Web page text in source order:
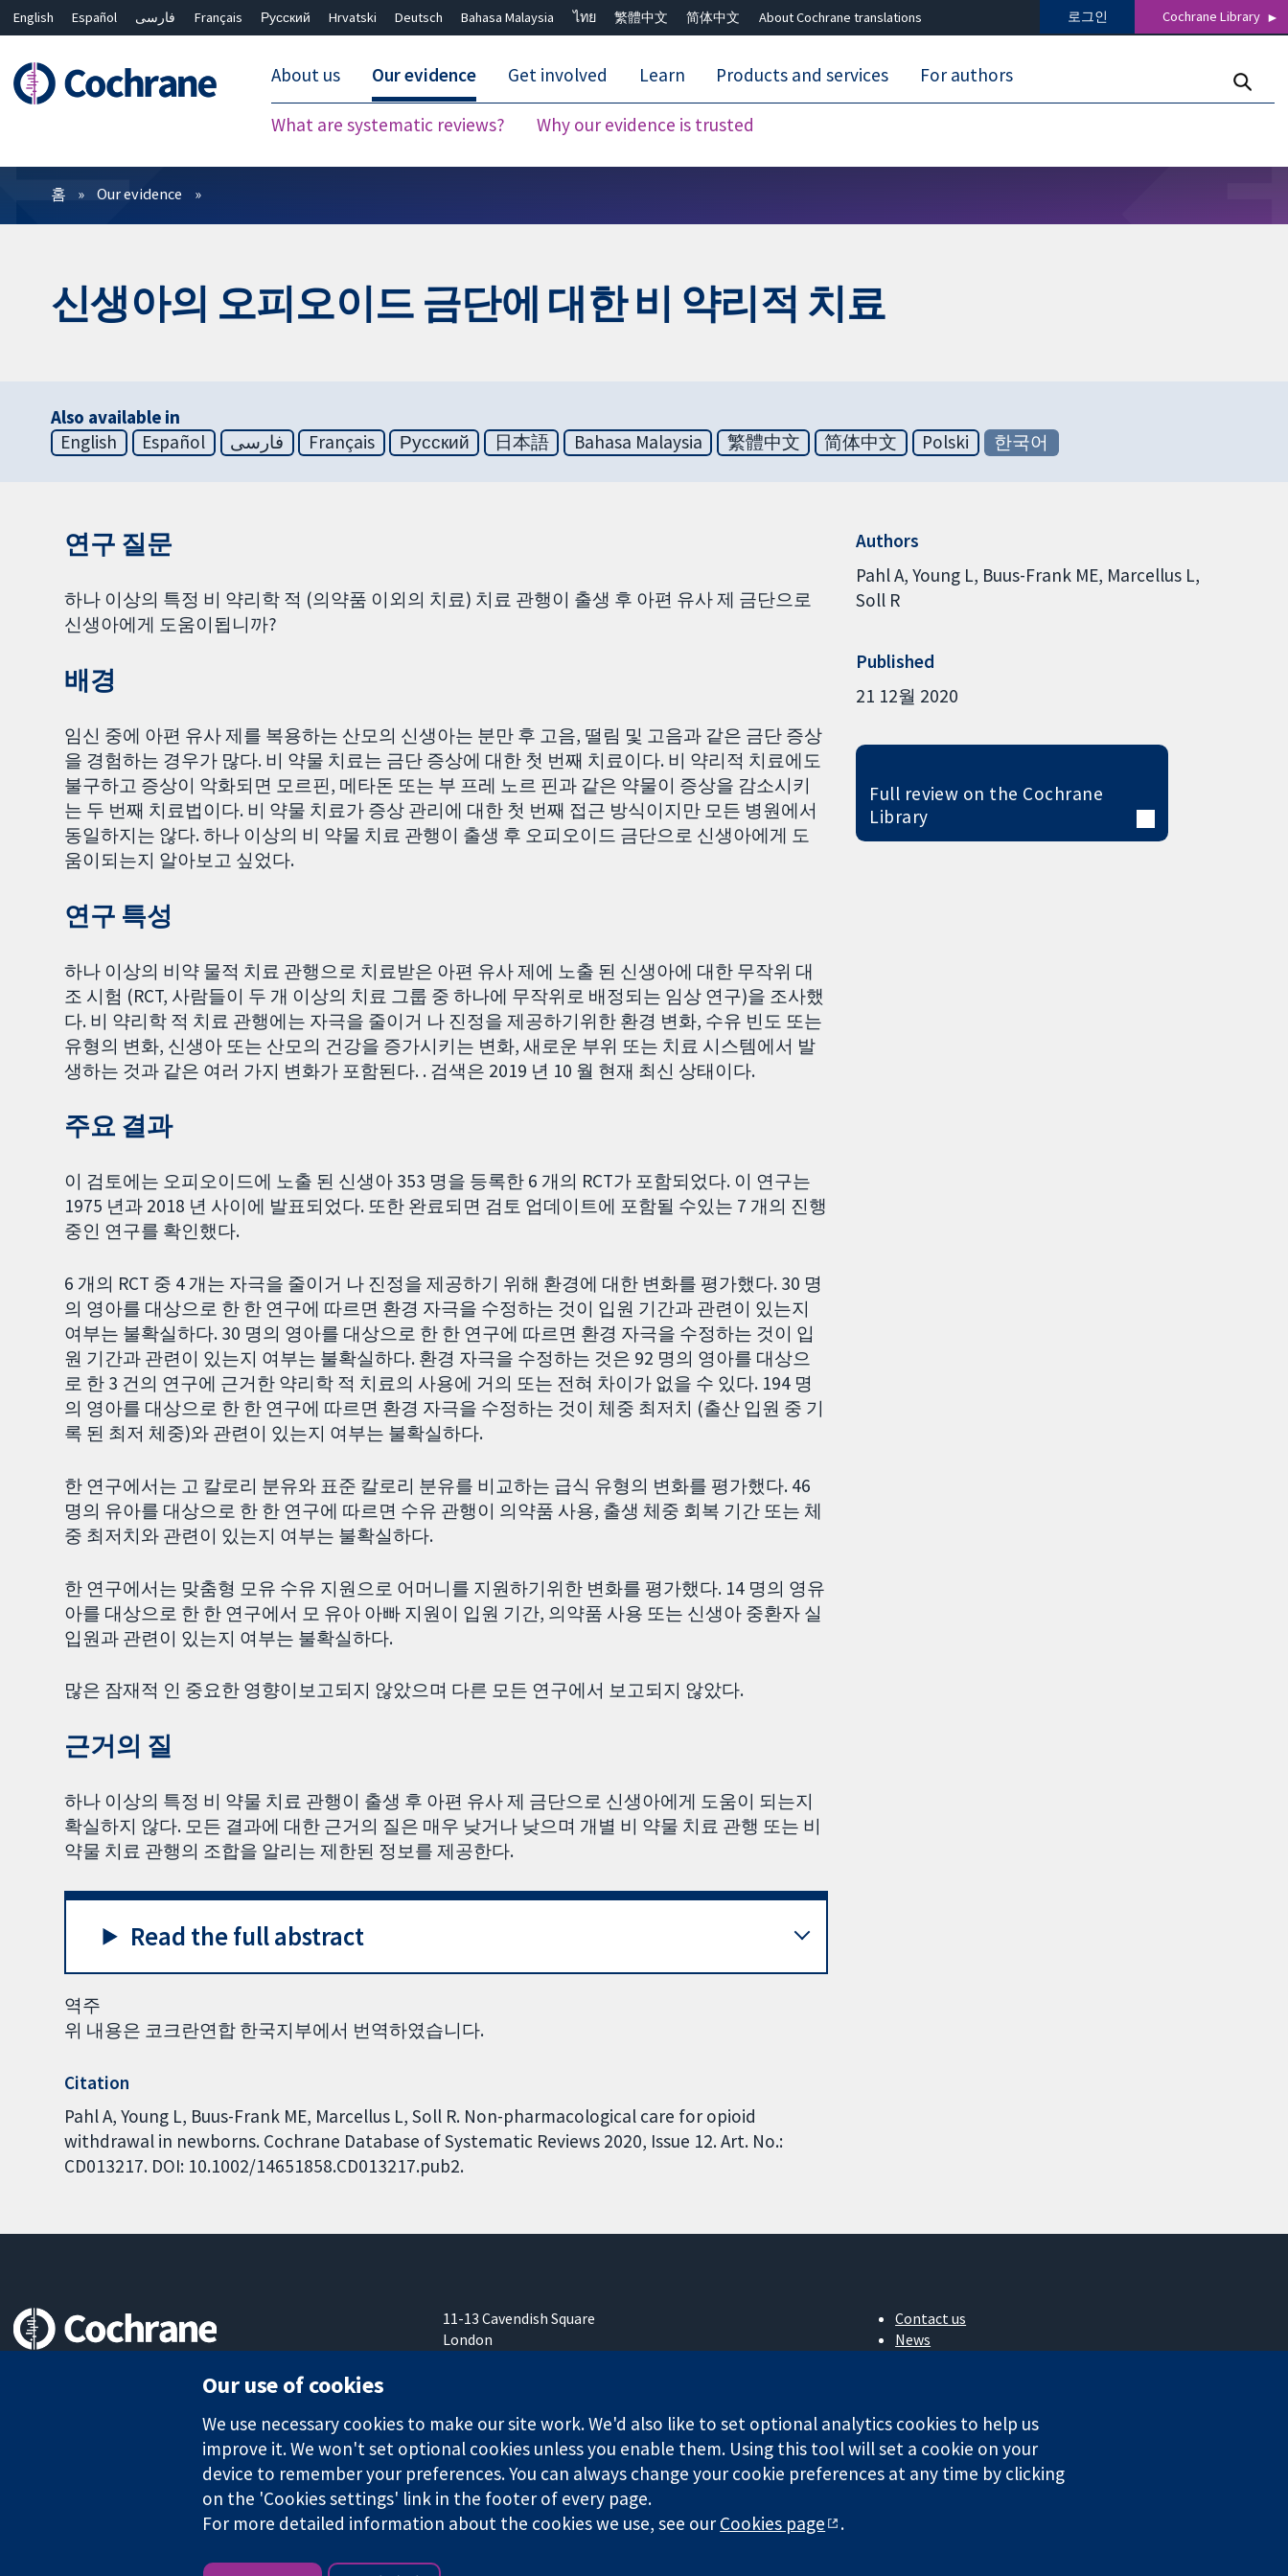
English Español فارسی Français Русский Hrvatski Deutsch Bahasa Malaysia ไทย 繁體中文 简体中文 About Cochrane translations 로그인 Cochrane Library
About us Our evidence
What are systematic reviews? Why our evidence is trusted
Get involved Learn Products and services For authors
필터
홈 Our evidence
신생아의 오피오이드 금단에 대한 비 약리적 치료
Also available in
English
Español فارسی Français Русский 日本語 Bahasa Malaysia 繁體中文 简体中文 Polski 한국어
연구 질문
하나 이상의 특정 비 약리학 적 (의약품 이외의 치료) 치료 관행이 출생 후 아편 유사 제 금단으로
신생아에게 도움이됩니까?
배경
임신 중에 아편 유사 제를 복용하는 산모의 신생아는 분만 후 고음, 떨림 및 고음과 같은 금단 증상
을 경험하는 경우가 많다. 비 약물 치료는 금단 증상에 대한 첫 번째 치료이다. 비 약리적 치료에도
불구하고 증상이 악화되면 모르핀, 메타돈 또는 부 프레 노르 핀과 같은 약물이 증상을 감소시키
는 두 번째 치료법이다. 비 약물 치료가 증상 관리에 대한 첫 번째 접근 방식이지만 모든 병원에서
동일하지는 않다. 하나 이상의 비 약물 치료 관행이 출생 후 오피오이드 금단으로 신생아에게 도
움이되는지 알아보고 싶었다.
연구 특성
하나 이상의 비약 물적 치료 관행으로 치료받은 아편 유사 제에 노출 된 신생아에 대한 무작위 대
조 시험 (RCT, 사람들이 두 개 이상의 치료 그룹 중 하나에 무작위로 배정되는 임상 연구)을 조사했
다. 비 약리학 적 치료 관행에는 자극을 줄이거 나 진정을 제공하기위한 환경 변화, 수유 빈도 또는
유형의 변화, 신생아 또는 산모의 건강을 증가시키는 변화, 새로운 부위 또는 치료 시스템에서 발
생하는 것과 같은 여러 가지 변화가 포함된다. . 검색은 2019 년 10 월 현재 최신 상태이다.
주요 결과
이 검토에는 오피오이드에 노출 된 신생아 353 명을 등록한 6 개의 RCT가 포함되었다. 이 연구는
1975 년과 2018 년 사이에 발표되었다. 또한 완료되면 검토 업데이트에 포함될 수있는 7 개의 진행
중인 연구를 확인했다.
6 개의 RCT 중 4 개는 자극을 줄이거 나 진정을 제공하기 위해 환경에 대한 변화를 평가했다. 30 명
의 영아를 대상으로 한 한 연구에 따르면 환경 자극을 수정하는 것이 입원 기간과 관련이 있는지
여부는 불확실하다. 30 명의 영아를 대상으로 한 한 연구에 따르면 환경 자극을 수정하는 것이 입
원 기간과 관련이 있는지 여부는 불확실하다. 환경 자극을 수정하는 것은 92 명의 영아를 대상으
로 한 3 건의 연구에 근거한 약리학 적 치료의 사용에 거의 또는 전혀 차이가 없을 수 있다. 194 명
의 영아를 대상으로 한 한 연구에 따르면 환경 자극을 수정하는 것이 체중 최저치 (출산 입원 중 기
록 된 최저 체중)와 관련이 있는지 여부는 불확실하다.
한 연구에서는 고 칼로리 분유와 표준 칼로리 분유를 비교하는 급식 유형의 변화를 평가했다. 46
명의 유아를 대상으로 한 한 연구에 따르면 수유 관행이 의약품 사용, 출생 체중 회복 기간 또는 체
중 최저치와 관련이 있는지 여부는 불확실하다.
한 연구에서는 맞춤형 모유 수유 지원으로 어머니를 지원하기위한 변화를 평가했다. 14 명의 영유
아를 대상으로 한 한 연구에서 모 유아 아빠 지원이 입원 기간, 의약품 사용 또는 신생아 중환자 실
입원과 관련이 있는지 여부는 불확실하다.
많은 잠재적 인 중요한 영향이보고되지 않았으며 다른 모든 연구에서 보고되지 않았다.
근거의 질
하나 이상의 특정 비 약물 치료 관행이 출생 후 아편 유사 제 금단으로 신생아에게 도움이 되는지
확실하지 않다. 모든 결과에 대한 근거의 질은 매우 낮거나 낮으며 개별 비 약물 치료 관행 또는 비
약물 치료 관행의 조합을 알리는 제한된 정보를 제공한다.
Read the full abstract
역주
위 내용은 코크란연합 한국지부에서 번역하였습니다.
Citation
Pahl A, Young L, Buus-Frank ME, Marcellus L, Soll R. Non-pharmacological care for opioid
withdrawal in newborns. Cochrane Database of Systematic Reviews 2020, Issue 12. Art. No.:
CD013217. DOI: 10.1002/14651858.CD013217.pub2.
Authors
Pahl A Young L Buus-Frank ME Marcellus L
Soll R
Published
21 12월 2020
Full review on the Cochrane
Library
11-13 Cavendish Square
London
Contact us
News
Cochrane Library
The Cochrane Collaboration is a charity (no. 1045921) and a company limited by guarantee (no. 03044323) registered in England & Wales. VAT registration number GB 718 2127 49.
Website Terms & Conditions
Our use of cookies
We use necessary cookies to make our site work. We'd also like to set optional analytics cookies to help us
improve it. We won't set optional cookies unless you enable them. Using this tool will set a cookie on your
device to remember your preferences. You can always change your cookie preferences at any time by clicking
on the 'Cookies settings' link in the footer of every page.
For more detailed information about the cookies we use, see ourCookies page .